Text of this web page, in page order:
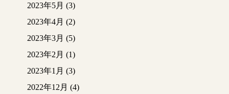
2023年5月 (3)
2023年4月 (2)
2023年3月 (5)
2023年2月 (1)
2023年1月 (3)
2022年12月 (4)